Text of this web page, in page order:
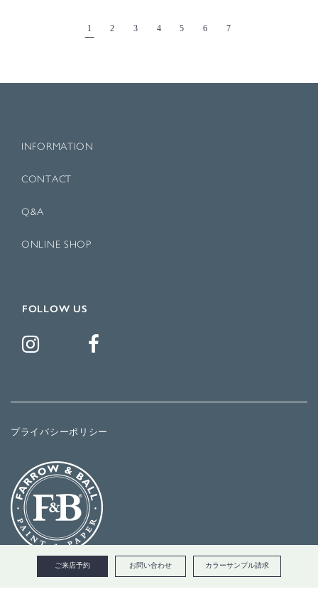
ご来店予約 お問い合わせ カラーサンプル請求
1 2 3 4 5 6 7
INFORMATION
CONTACT
Q&A
ONLINE SHOP
FOLLOW US
プライバシーポリシー